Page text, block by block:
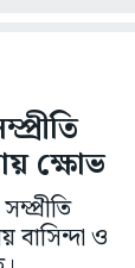
ক্ষোভ
বাসিন্দা ও